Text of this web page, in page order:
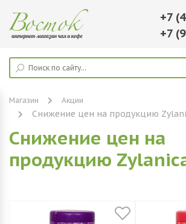
+7
+7
Магазин Акции
Снижение цен на продукцию
Снижение цен на
продукцию